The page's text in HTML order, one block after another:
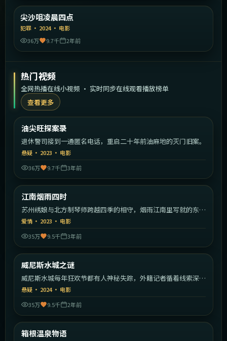
精选
尖沙咀凌晨四点
犯罪 · 2024· 电影
36万
9.7千 2年前
热门视频
全网热播在线小视频 · 实时同步在线观看播放榜单
查看更多
热门
油尖旺探案录
退休警司接到一通匿名电话，重启二十年前油麻地的灭门旧案。
悬疑 · 2023 · 电影
36万
9.7千 3年前
热门
江南烟雨四时
苏州绣娘与北方制琴师跨越四季的相守，烟雨江南里写就的东方
爱情。
爱情 · 2023 · 电影
35万
9.5千 3年前
热门
威尼斯水城之谜
威尼斯水城每年狂欢节都有人神秘失踪，外籍记者循着线索深入
运河。
悬疑 · 2024· 电影
35万
9.5千 2年前
热门
箱根温泉物语